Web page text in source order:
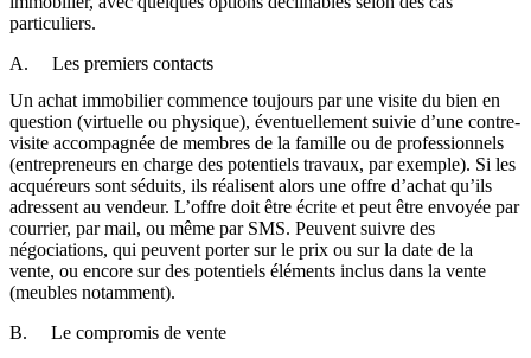
particuliers.
A. Les premiers contacts
Un achat immobilier commence toujours par une visite du bien en
question (virtuelle ou physique), éventuellement suivie d’une contre-
visite accompagnée de membres de la famille ou de professionnels
(entrepreneurs en charge des potentiels travaux, par exemple). Si les
acquéreurs sont séduits, ils réalisent alors une offre d’achat qu’ils
adressent au vendeur. L’offre doit être écrite et peut être envoyée par
courrier, par mail, ou même par SMS. Peuvent suivre des
négociations, qui peuvent porter sur le prix ou sur la date de la
vente, ou encore sur des potentiels éléments inclus dans la vente
(meubles notamment).
B. Le compromis de vente